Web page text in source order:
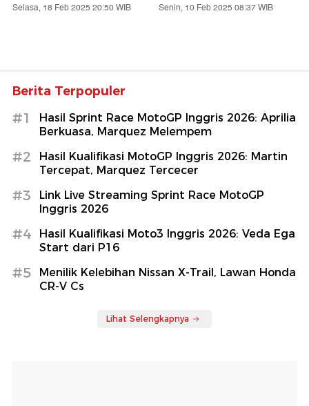
Selasa, 18 Feb 2025 20:50 WIB Senin, 10 Feb 2025 08:37 WIB
Berita Terpopuler
#1
Hasil Sprint Race MotoGP Inggris 2026: Aprilia
Berkuasa, Marquez Melempem
#2
Hasil Kualifikasi MotoGP Inggris 2026: Martin
Tercepat, Marquez Tercecer
#3
Link Live Streaming Sprint Race MotoGP
Inggris 2026
#4
Hasil Kualifikasi Moto3 Inggris 2026: Veda Ega
Start dari P16
#5
Menilik Kelebihan Nissan X-Trail, Lawan Honda
CR-V Cs
Lihat Selengkapnya